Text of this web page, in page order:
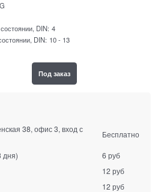
DIN: 4
DIN: 10 - 13
Под заказ
38, офис 3, вход с
Бесплатно
дня)
6 руб
12 руб
12 руб